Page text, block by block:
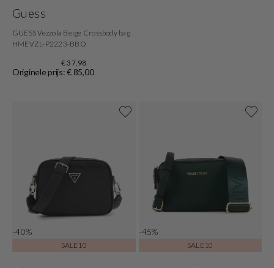
Guess
GUESS Vezzola Beige Crossbody bag
HMEVZL-P2223-BBO
€ 37,98
Originele prijs: € 85,00
-40%
SALE10
-45%
SALE10